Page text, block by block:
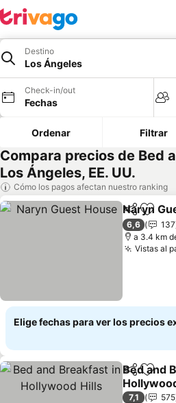
Destino
Los Ángeles
Check-in/out
Fechas
Ordenar Filtrar
Compara precios de Bed
Los Ángeles, EE. UU.
Cómo los pagos afectan nuestro ranking
Compartir
Naryn
6,6
137
a 3.4 km
Vistas al
Elige fechas para ver los precios
Compartir
Bed and
7,1
575